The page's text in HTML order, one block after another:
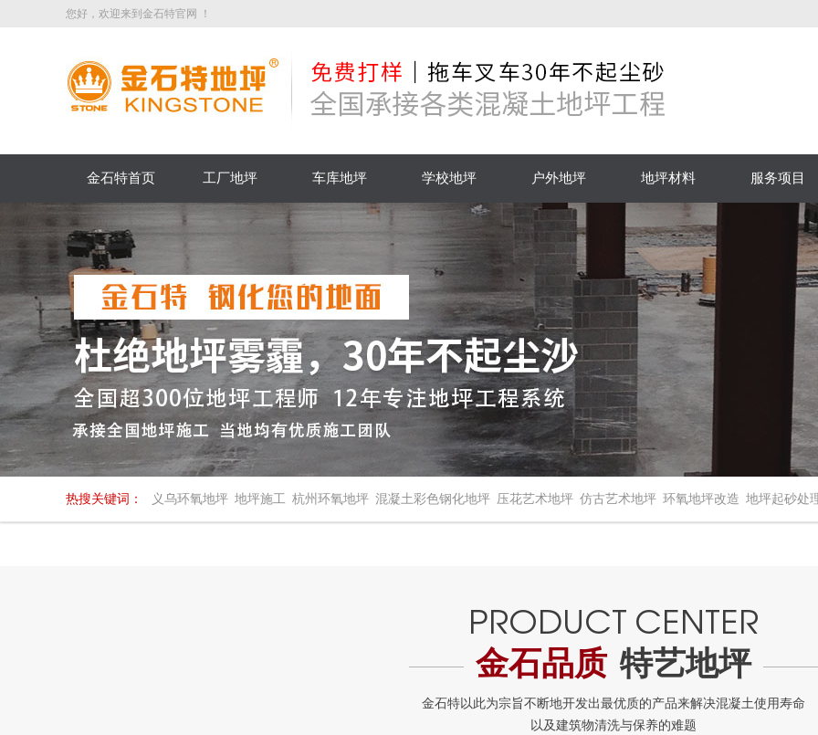
您好，欢迎来到金石特官网 ！
金石特首页 工厂地坪 车库地坪 学校地坪 户外地坪 地坪材料 服务项目
热搜关键词： 义乌环氧地坪 地坪施工 杭州环氧地坪 混凝土彩色钢化地坪 压花艺术地坪 仿古艺术地坪 环氧地坪改造 地坪起砂处
金石品质 特艺地坪